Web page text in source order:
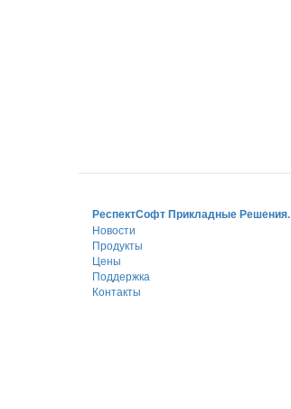
РеспектСофт Прикладные Решения.
Новости
Продукты
Цены
Поддержка
Контакты